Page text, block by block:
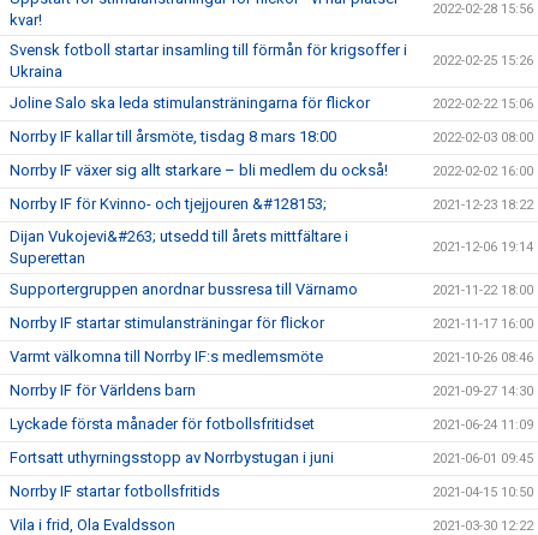
kvar!
2022-02-28 15:56
Svensk fotboll startar insamling till förmån för krigsoffer i
Ukraina
2022-02-25 15:26
Joline Salo ska leda stimulansträningarna för flickor 2022-02-22 15:06
Norrby IF kallar till årsmöte, tisdag 8 mars 18:00 2022-02-03 08:00
Norrby IF växer sig allt starkare – bli medlem du också! 2022-02-02 16:00
Norrby IF för Kvinno- och tjejjouren &#128153; 2021-12-23 18:22
Dijan Vukojevi&#263; utsedd till årets mittfältare i
Superettan
2021-12-06 19:14
Supportergruppen anordnar bussresa till Värnamo 2021-11-22 18:00
Norrby IF startar stimulansträningar för flickor 2021-11-17 16:00
Varmt välkomna till Norrby IF:s medlemsmöte 2021-10-26 08:46
Norrby IF för Världens barn 2021-09-27 14:30
Lyckade första månader för fotbollsfritidset 2021-06-24 11:09
Fortsatt uthyrningsstopp av Norrbystugan i juni 2021-06-01 09:45
Norrby IF startar fotbollsfritids 2021-04-15 10:50
Vila i frid, Ola Evaldsson 2021-03-30 12:22